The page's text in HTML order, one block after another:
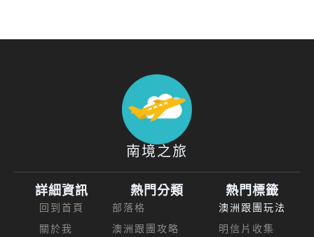
南境之旅
詳細資訊
回到首頁
關於我
熱門分類
部落格
澳洲跟團攻略
熱門標籤
澳洲跟團玩法
明信片收集